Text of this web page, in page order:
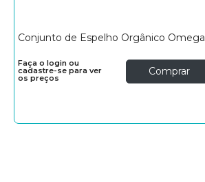
Conjunto de Espelho Orgânico Omega
Faça o login ou
cadastre-se para ver
os preços
Comprar